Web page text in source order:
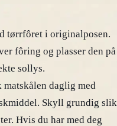
tørrfôret i originalposen.
fôring og plasser den på
sollys.
matskålen daglig med
Skyll grundig slik
Hvis du har med deg